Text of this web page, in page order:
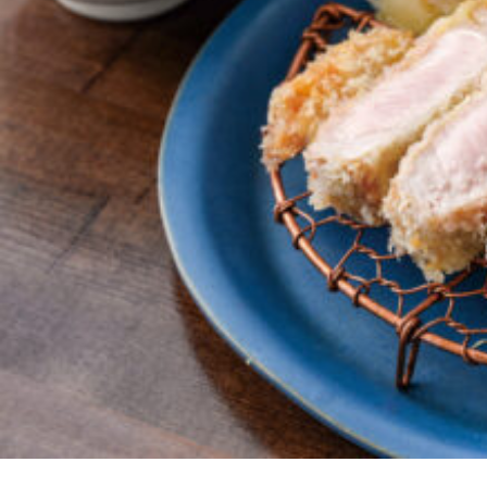
関西で開催。
おすすめの展覧会
おすすめの映画
誠光社で選びました。
おすすめの本
紹介します。
おすすめのイベント